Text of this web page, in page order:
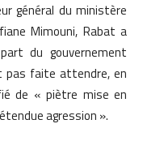
général du ministère
Mimouni, Rabat a
du gouvernement
pas faite attendre, en
de « piètre mise en
agression ».